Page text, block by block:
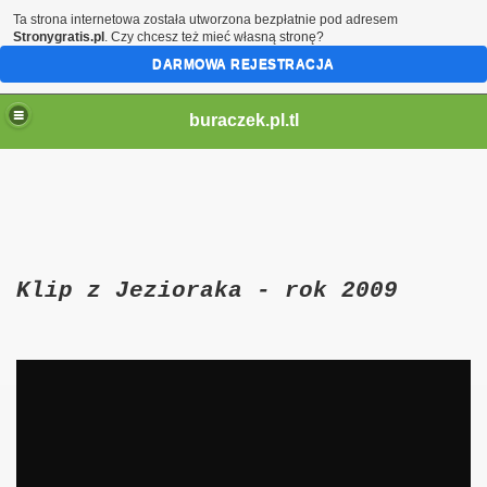
buraczek.pl.tl
Klip z Jezioraka - rok 2009
Ta strona internetowa została utworzona bezpłatnie pod adresem
Stronygratis.pl . Czy chcesz też mieć własną stronę?
DARMOWA REJESTRACJA